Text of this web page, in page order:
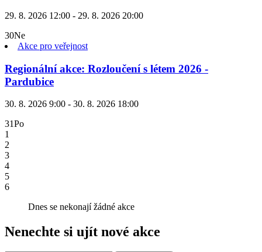
29. 8. 2026 12:00 - 29. 8. 2026 20:00
30Ne
Akce pro veřejnost
Regionální akce: Rozloučení s létem 2026 -
Pardubice
30. 8. 2026 9:00 - 30. 8. 2026 18:00
31Po
1
2
3
4
5
6
Dnes se nekonají žádné akce
Nenechte si ujít nové akce